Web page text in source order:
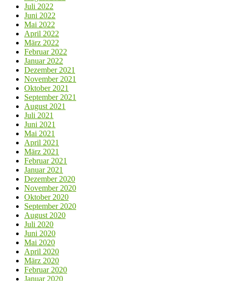
Juli 2022
Juni 2022
Mai 2022
April 2022
März 2022
Februar 2022
Januar 2022
Dezember 2021
November 2021
Oktober 2021
September 2021
August 2021
Juli 2021
Juni 2021
Mai 2021
April 2021
März 2021
Februar 2021
Januar 2021
Dezember 2020
November 2020
Oktober 2020
September 2020
August 2020
Juli 2020
Juni 2020
Mai 2020
April 2020
März 2020
Februar 2020
Januar 2020